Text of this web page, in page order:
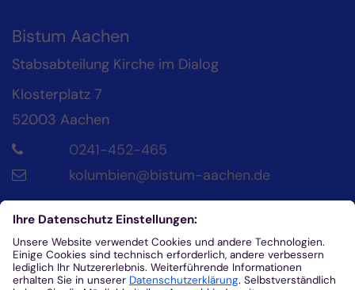
Bistum Aachen
Stabsabteilung Kirche im Dialog
Klosterplatz 7
52003 Aachen
0241-452-465
kolumbien@bistum-aachen.de
Kontakt
Diözesanrat der Katholik*innen im Bistum
Aachen